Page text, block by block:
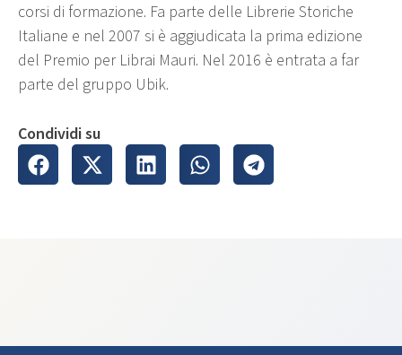
corsi di formazione. Fa parte delle Librerie Storiche
Italiane e nel 2007 si è aggiudicata la prima edizione
del Premio per Librai Mauri. Nel 2016 è entrata a far
parte del gruppo Ubik.
Condividi su